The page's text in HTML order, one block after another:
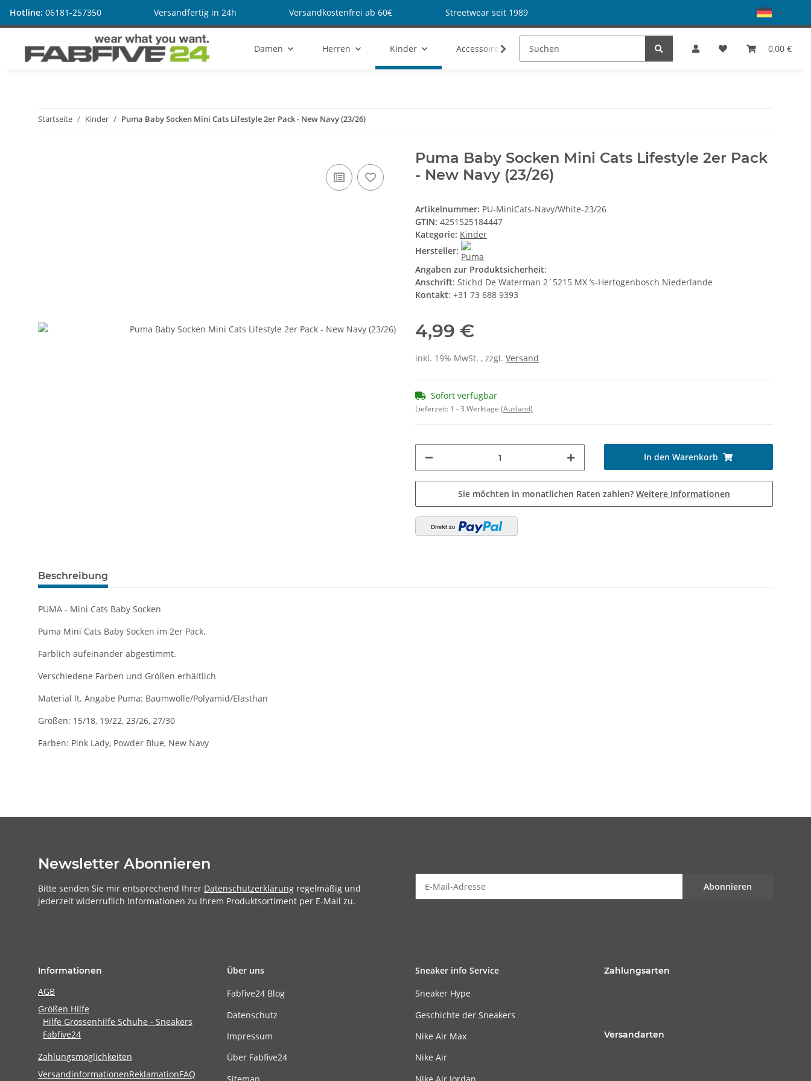
Hotline: 06181-257350 Versandfertig in 24h Versandkostenfrei ab 60€ Streetwear seit 1989
0,00 €
Damen Herren Kinder Accessoires Schuhe SALE Marke
Startseite Kinder Puma Baby Socken Mini Cats Lifestyle 2er Pack - New Navy (23/26)
Puma Baby Socken Mini Cats Lifestyle 2er Pack
- New Navy (23/26)
Artikelnummer: PU-MiniCats-Navy/White-23/26
GTIN: 4251525184447
Kategorie: Kinder
Hersteller:
Angaben zur Produktsicherheit:
Anschrift: Stichd De Waterman 2´5215 MX ‘s-Hertogenbosch Niederlande
Kontakt: +31 73 688 9393
4,99 €
inkl. 19% MwSt. , zzgl. Versand
Sofort verfügbar
Lieferzeit: 1 - 3 Werktage (Ausland)
In den Warenkorb
Sie möchten in monatlichen Raten zahlen? Weitere Informationen
Beschreibung
PUMA - Mini Cats Baby Socken
Puma Mini Cats Baby Socken im 2er Pack.
Farblich aufeinander abgestimmt.
Verschiedene Farben und Größen erhältlich
Material lt. Angabe Puma: Baumwolle/Polyamid/Elasthan
Größen: 15/18, 19/22, 23/26, 27/30
Farben: Pink Lady, Powder Blue, New Navy
Newsletter Abonnieren
Bitte senden Sie mir entsprechend Ihrer Datenschutzerklärung regelmäßig und
jederzeit widerruflich Informationen zu Ihrem Produktsortiment per E-Mail zu.
Abonnieren
Informationen
AGB
Größen Hilfe
Hilfe Grössenhilfe Schuhe - Sneakers
Fabfive24
Zahlungsmöglichkeiten
VersandinformationenReklamationFAQ
Über uns
Fabfive24 Blog
Datenschutz
Impressum
Über Fabfive24
Sitemap
Sneaker info Service
Sneaker Hype
Geschichte der Sneakers
Nike Air Max
Nike Air
Nike Air Jordan
Zahlungsarten
Versandarten